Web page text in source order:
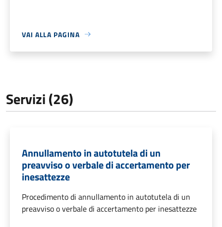
VAI ALLA PAGINA
Servizi (26)
Annullamento in autotutela di un
preavviso o verbale di accertamento per
inesattezze
Procedimento di annullamento in autotutela di un
preavviso o verbale di accertamento per inesattezze